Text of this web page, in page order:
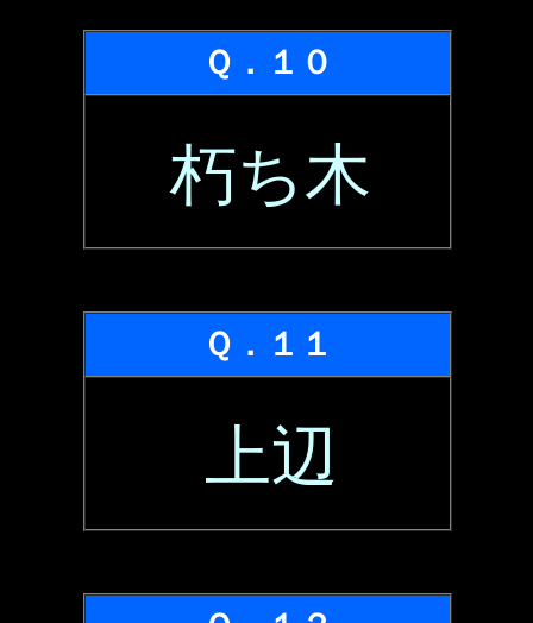
Ｑ．１０
朽ち木
Ｑ．１１
上辺